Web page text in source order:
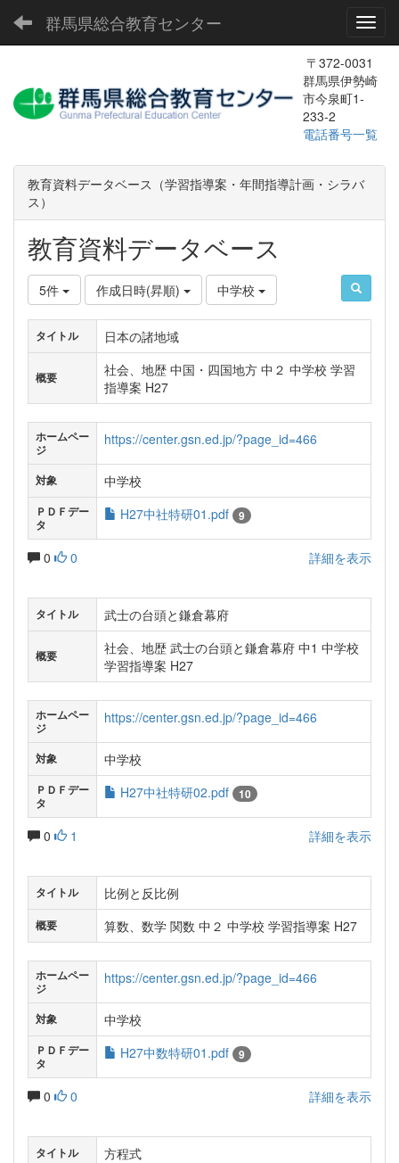
群馬県総合教育センター
〒372-0031
群馬県伊勢崎
市今泉町1-
233-2
電話番号一覧
教育資料データベース（学習指導案・年間指導計画・シラバ
ス）
教育資料データベース
5件 作成日時(昇順) 中学校
タイトル 日本の諸地域
概要
社会、地歴 中国・四国地方 中２ 中学校 学習
指導案 H27
ホームペー
ジ
https://center.gsn.ed.jp/?page_id=466
対象 中学校
ＰＤＦデー
タ
H27中社特研01.pdf 9
0 0 詳細を表示
タイトル 武士の台頭と鎌倉幕府
概要
社会、地歴 武士の台頭と鎌倉幕府 中1 中学校
学習指導案 H27
ホームペー
ジ
https://center.gsn.ed.jp/?page_id=466
対象 中学校
ＰＤＦデー
タ
H27中社特研02.pdf 10
0 1 詳細を表示
タイトル 比例と反比例
概要 算数、数学 関数 中２ 中学校 学習指導案 H27
ホームペー
ジ
https://center.gsn.ed.jp/?page_id=466
対象 中学校
ＰＤＦデー
タ
H27中数特研01.pdf 9
0 0 詳細を表示
タイトル 方程式